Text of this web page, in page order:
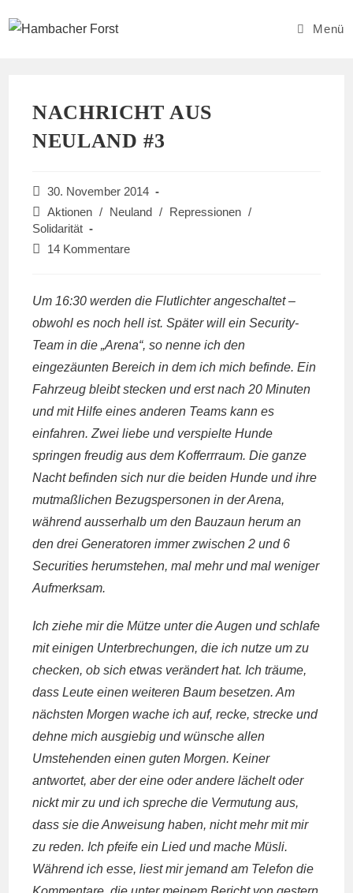
Inhalt
Menü
NACHRICHT AUS
NEULAND #3
Beitrag
veröffentlicht:
30. November 2014
Beitrags-
Kategorie:
Aktionen / Neuland / Repressionen /
Solidarität
Beitrags-
14 Kommentare
Um 16:30 werden die Flutlichter angeschaltet –
obwohl es noch hell ist. Später will ein Security-
Team in die „Arena“, so nenne ich den
eingezäunten Bereich in dem ich mich befinde. Ein
Fahrzeug bleibt stecken und erst nach 20 Minuten
und mit Hilfe eines anderen Teams kann es
einfahren. Zwei liebe und verspielte Hunde
springen freudig aus dem Kofferrraum. Die ganze
Nacht befinden sich nur die beiden Hunde und ihre
mutmaßlichen Bezugspersonen in der Arena,
während ausserhalb um den Bauzaun herum an
den drei Generatoren immer zwischen 2 und 6
Securities herumstehen, mal mehr und mal weniger
Aufmerksam.
Ich ziehe mir die Mütze unter die Augen und schlafe
mit einigen Unterbrechungen, die ich nutze um zu
checken, ob sich etwas verändert hat. Ich träume,
dass Leute einen weiteren Baum besetzen. Am
nächsten Morgen wache ich auf, recke, strecke und
dehne mich ausgiebig und wünsche allen
Umstehenden einen guten Morgen. Keiner
antwortet, aber der eine oder andere lächelt oder
nickt mir zu und ich spreche die Vermutung aus,
dass sie die Anweisung haben, nicht mehr mit mir
zu reden. Ich pfeife ein Lied und mache Müsli.
Während ich esse, liest mir jemand am Telefon die